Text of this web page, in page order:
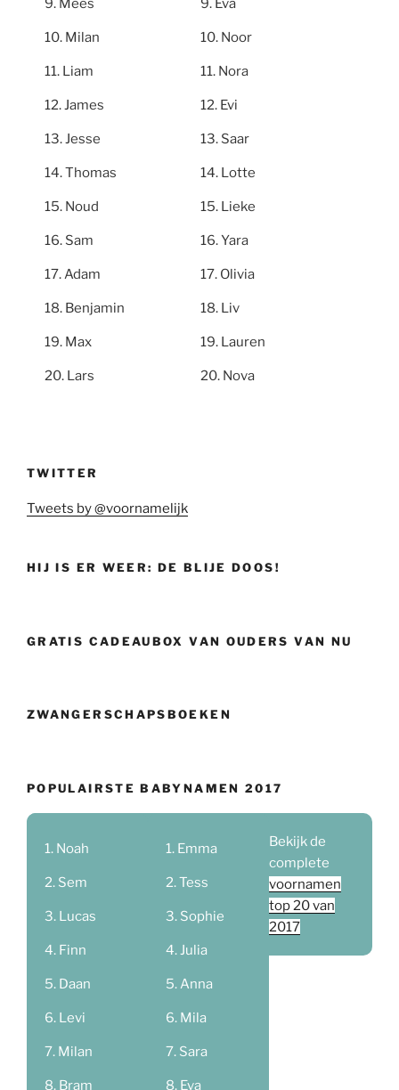
Mees
Milan
Liam
James
Jesse
Thomas
Noud
Sam
Adam
Benjamin
Max
Lars
Eva
Noor
Nora
Evi
Saar
Lotte
Lieke
Yara
Olivia
Liv
Lauren
Nova
TWITTER
Tweets by @voornamelijk
HIJ IS ER WEER: DE BLIJE DOOS!
GRATIS CADEAUBOX VAN OUDERS VAN NU
ZWANGERSCHAPSBOEKEN
POPULAIRSTE BABYNAMEN 2017
Noah
Sem
Lucas
Finn
Daan
Levi
Milan
Bram
Emma
Tess
Sophie
Julia
Anna
Mila
Sara
Eva
Bekijk de
complete
voornamen
top 20 van
2017